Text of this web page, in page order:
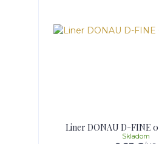
Liner DONAU D-FINE
Skladom